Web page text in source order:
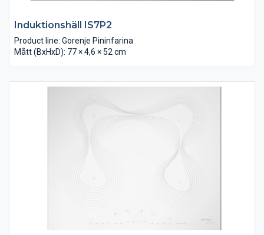
Induktionshäll IS7P2
Product line: Gorenje Pininfarina
Mått (BxHxD): 77 × 4,6 × 52 cm